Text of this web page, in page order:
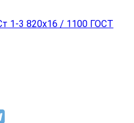
1-3 820x16 / 1100 ГОСТ